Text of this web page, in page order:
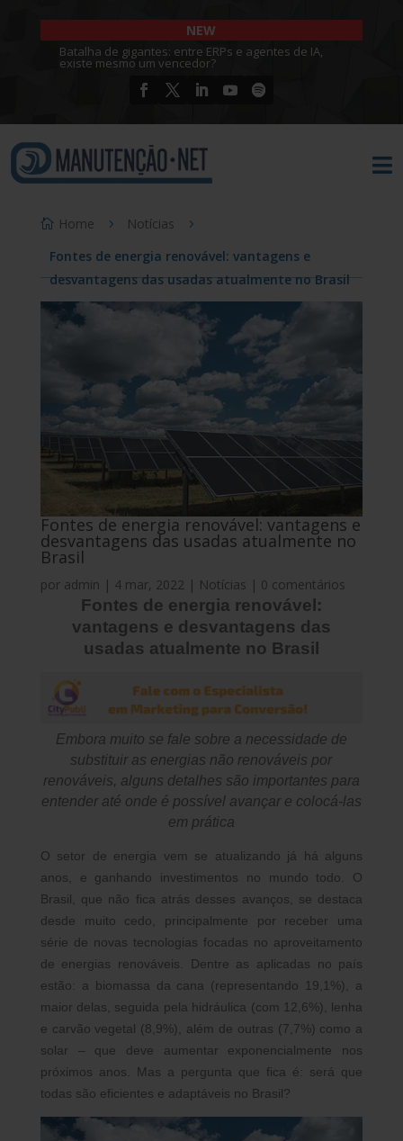
NEW
Batalha de gigantes: entre ERPs e agentes de IA,
existe mesmo um vencedor?

Home
Notícias
Fontes de energia renovável: vantagens e
desvantagens das usadas atualmente no Brasil
Fontes de energia renovável: vantagens e
desvantagens das usadas atualmente no
Brasil
por admin | 4 mar, 2022| Notícias | 0 comentários
Fontes de energia renovável:
vantagens e desvantagens das
usadas atualmente no Brasil
Embora muito se fale sobre a necessidade de
substituir as energias não renováveis por
renováveis, alguns detalhes são importantes para
entender até onde é possível avançar e colocá-las
em prática
O setor de energia vem se atualizando já há alguns
anos, e ganhando investimentos no mundo todo. O
Brasil, que não fica atrás desses avanços, se destaca
desde muito cedo, principalmente por receber uma
série de novas tecnologias focadas no aproveitamento
de energias renováveis. Dentre as aplicadas no país
estão: a biomassa da cana (representando 19,1%), a
maior delas, seguida pela hidráulica (com 12,6%), lenha
e carvão vegetal (8,9%), além de outras (7,7%) como a
solar – que deve aumentar exponencialmente nos
próximos anos. Mas a pergunta que fica é: será que
todas são eficientes e adaptáveis no Brasil?